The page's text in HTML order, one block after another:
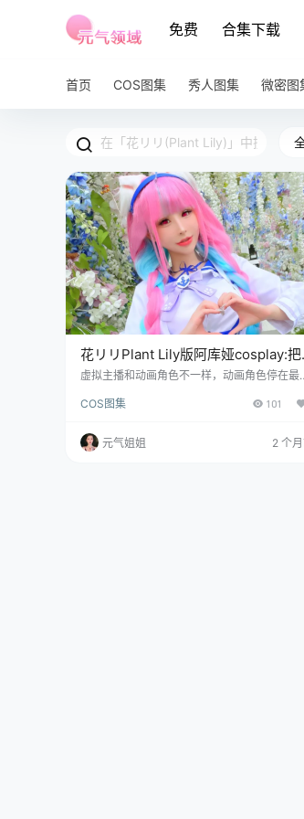
免费 合集下载
首页 COS图集 秀人图集 微密图
花リリPlant Lily版阿库娅cosplay:把
最吵的虚拟主播拍安静了
虚拟主播和动画角色不一样，动画角色停在最
着，会哭，会笑，有一天也会离开，所以cos
在流逝的影子。 免费欣赏：点这直达 全集欣
赏：点这直达 这让我想起仙女月，她拍过的
COS图集 101
元气姐姐 2 个